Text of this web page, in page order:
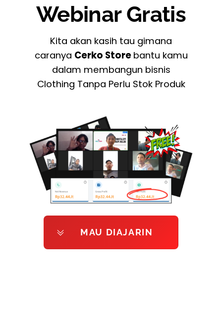
Webinar Gratis
Kita akan kasih tau gimana
caranya Cerko Store bantu kamu
dalam membangun bisnis
Clothing Tanpa Perlu Stok Produk
MAU DIAJARIN